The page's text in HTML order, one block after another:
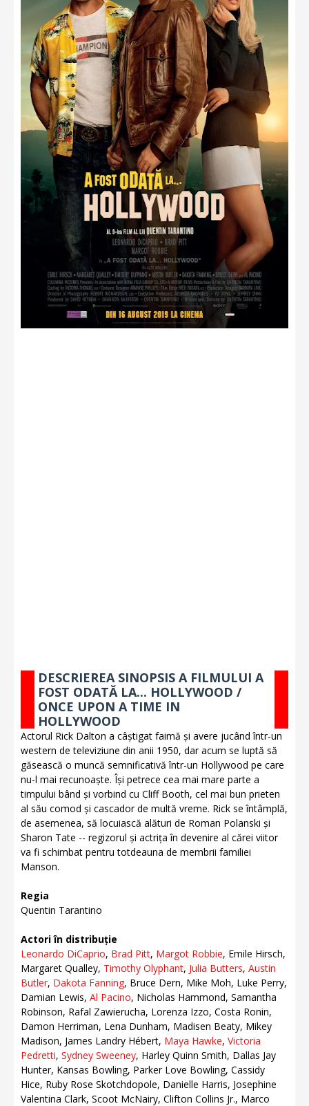
DESCRIEREA SINOPSIS A FILMULUI A
FOST ODATĂ LA... HOLLYWOOD /
ONCE UPON A TIME IN
HOLLYWOOD
Actorul Rick Dalton a câștigat faimă și avere jucând într-un
western de televiziune din anii 1950, dar acum se luptă să
găsească o muncă semnificativă într-un Hollywood pe care
nu-l mai recunoaște. Își petrece cea mai mare parte a
timpului bând și vorbind cu Cliff Booth, cel mai bun prieten
al său comod și cascador de multă vreme. Rick se întâmplă,
de asemenea, să locuiască alături de Roman Polanski și
Sharon Tate -- regizorul și actrița în devenire al cărei viitor
va fi schimbat pentru totdeauna de membrii familiei
Manson.
Regia
Quentin Tarantino
Actori în distribuție
Leonardo DiCaprio, Brad Pitt, Margot Robbie, Emile Hirsch,
Margaret Qualley, Timothy Olyphant, Julia Butters, Austin
Butler, Dakota Fanning, Bruce Dern, Mike Moh, Luke Perry,
Damian Lewis, Al Pacino, Nicholas Hammond, Samantha
Robinson, Rafal Zawierucha, Lorenza Izzo, Costa Ronin,
Damon Herriman, Lena Dunham, Madisen Beaty, Mikey
Madison, James Landry Hébert, Maya Hawke, Victoria
Pedretti, Sydney Sweeney, Harley Quinn Smith, Dallas Jay
Hunter, Kansas Bowling, Parker Love Bowling, Cassidy
Hice, Ruby Rose Skotchdopole, Danielle Harris, Josephine
Valentina Clark, Scoot McNairy, Clifton Collins Jr., Marco